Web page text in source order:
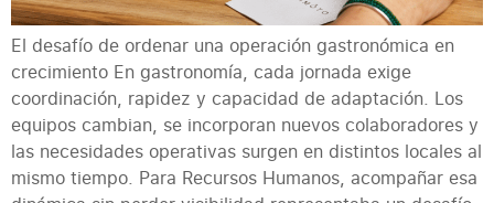
El desafío de ordenar una operación gastronómica en
crecimiento En gastronomía, cada jornada exige
coordinación, rapidez y capacidad de adaptación. Los
equipos cambian, se incorporan nuevos colaboradores y
las necesidades operativas surgen en distintos locales al
mismo tiempo. Para Recursos Humanos, acompañar esa